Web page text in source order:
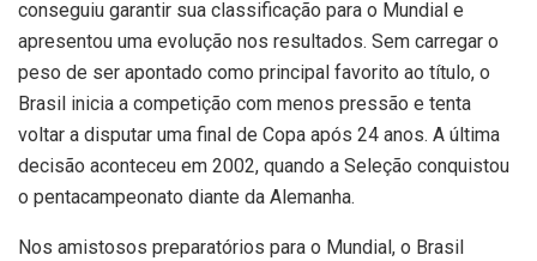
conseguiu garantir sua classificação para o Mundial e
apresentou uma evolução nos resultados. Sem carregar o
peso de ser apontado como principal favorito ao título, o
Brasil inicia a competição com menos pressão e tenta
voltar a disputar uma final de Copa após 24 anos. A última
decisão aconteceu em 2002, quando a Seleção conquistou
o pentacampeonato diante da Alemanha.
Nos amistosos preparatórios para o Mundial, o Brasil